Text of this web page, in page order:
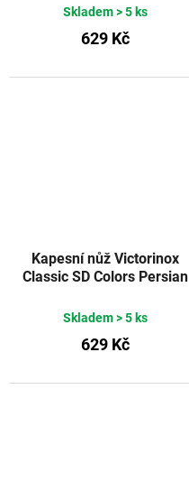
Skladem> 5 ks
629 Kč
Kapesní nůž Victorinox
Classic SD Colors Persian
Skladem> 5 ks
629 Kč